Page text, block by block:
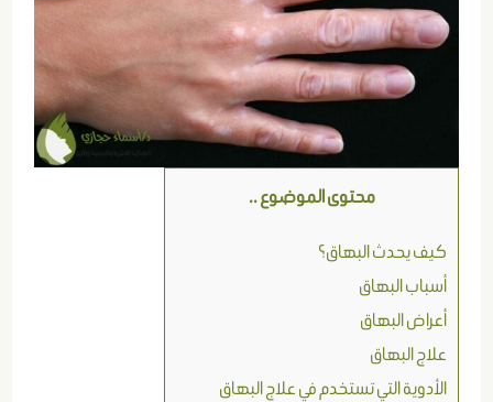
محتوى الموضوع ..
كيف يحدث البهاق؟
أسباب البهاق
أعراض البهاق
علاج البهاق
الأدوية التي تستخدم في علاج البهاق